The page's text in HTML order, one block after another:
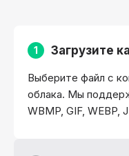
1 Загрузите
Выберите файл с
облака. Мы
WBMP, GIF, WEBP,